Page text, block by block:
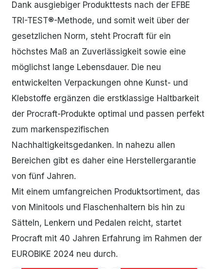
Dank ausgiebiger Produkttests nach der EFBE
TRI-TEST®-Methode, und somit weit über der
gesetzlichen Norm, steht Procraft für ein
höchstes Maß an Zuverlässigkeit sowie eine
möglichst lange Lebensdauer. Die neu
entwickelten Verpackungen ohne Kunst- und
Klebstoffe ergänzen die erstklassige Haltbarkeit
der Procraft-Produkte optimal und passen perfekt
zum markenspezifischen
Nachhaltigkeitsgedanken. In nahezu allen
Bereichen gibt es daher eine Herstellergarantie
von fünf Jahren.
Mit einem umfangreichen Produktsortiment, das
von Minitools und Flaschenhaltern bis hin zu
Sätteln, Lenkern und Pedalen reicht, startet
Procraft mit 40 Jahren Erfahrung im Rahmen der
EUROBIKE 2024 neu durch.